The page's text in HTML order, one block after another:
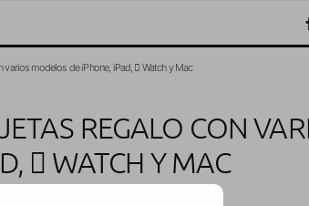
modelos de iPhone, iPad,  Watch y Mac
REGALO CON
 WATCH Y MAC